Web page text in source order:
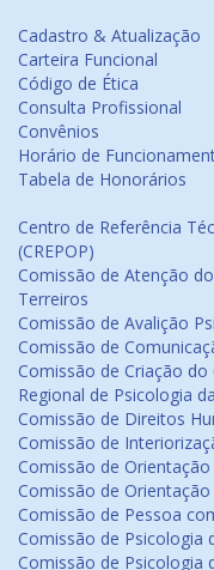
Cadastro & Atualização
Carteira Funcional
Código de Ética
Consulta Profissional
Convênios
Horário de
Tabela de Honorários
Centro de Referência
(CREPOP)
Comissão de Atenção
Terreiros
Comissão de Avalição
Comissão de
Comissão de Criação
Regional de Psicologia
Comissão de Direitos
Comissão de
Comissão de Orientação
Comissão de Orientação
Comissão de Pessoa
Comissão de Psicologia
Comissão de Psicologia